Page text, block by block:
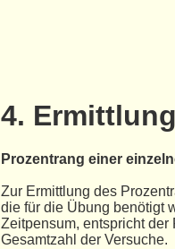
4.
Prozentrang einer
Zur Ermittlung des
die für die Übung benötigt
Zeitpensum, entspricht
Gesamtzahl der Versuche.